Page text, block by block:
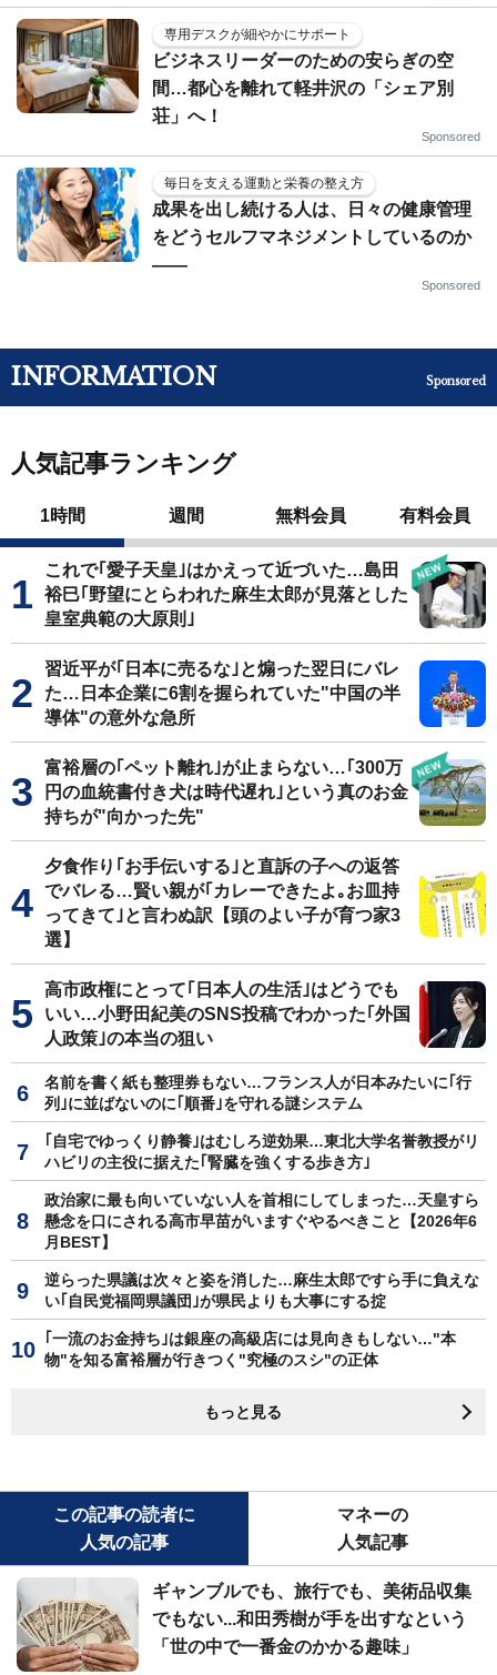
専用デスクが細やかにサポート
ビジネスリーダーのための安らぎの空
間…都心を離れて軽井沢の「シェア別
荘」へ！
Sponsored
毎日を支える運動と栄養の整え方
成果を出し続ける人は、日々の健康管理
をどうセルフマネジメントしているのか
——
Sponsored
INFORMATION Sponsored
人気記事ランキング
1時間 週間 無料会員 有料会員
これで｢愛子天皇｣はかえって近づいた…島田
裕巳｢野望にとらわれた麻生太郎が見落とした
皇室典範の大原則｣
習近平が｢日本に売るな｣と煽った翌日にバレ
た…日本企業に6割を握られていた"中国の半
導体"の意外な急所
富裕層の｢ペット離れ｣が止まらない…｢300万
円の血統書付き犬は時代遅れ｣という真のお金
持ちが"向かった先"
夕食作り｢お手伝いする｣と直訴の子への返答
でバレる…賢い親が｢カレーできたよ｡お皿持
ってきて｣と言わぬ訳【頭のよい子が育つ家3
選】
高市政権にとって｢日本人の生活｣はどうでも
いい…小野田紀美のSNS投稿でわかった｢外国
人政策｣の本当の狙い
名前を書く紙も整理券もない…フランス人が日本みたいに｢行
列｣に並ばないのに｢順番｣を守れる謎システム
｢自宅でゆっくり静養｣はむしろ逆効果…東北大学名誉教授がリ
ハビリの主役に据えた｢腎臓を強くする歩き方｣
政治家に最も向いていない人を首相にしてしまった…天皇すら
懸念を口にされる高市早苗がいますぐやるべきこと【2026年6
月BEST】
逆らった県議は次々と姿を消した…麻生太郎ですら手に負えな
い｢自民党福岡県議団｣が県民よりも大事にする掟
｢一流のお金持ち｣は銀座の高級店には見向きもしない…"本
物"を知る富裕層が行きつく"究極のスシ"の正体
もっと見る
この記事の読者に
人気の記事
マネーの
人気記事
ギャンブルでも、旅行でも、美術品収集
でもない...和田秀樹が手を出すなという
「世の中で一番金のかかる趣味」